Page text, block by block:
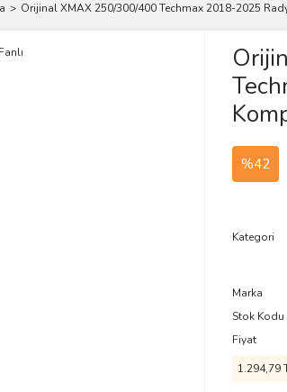
Orijinal XMAX 250/300/400 Techmax 2018-2025
%42
Kategori
Marka
Stok Kodu
Fiyat
1.294,79